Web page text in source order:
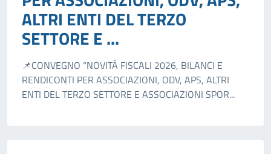
ALTRI ENTI DEL TERZO
SETTORE E ...
📌CONVEGNO “NOVITÀ FISCALI 2026, BILANCI E
RENDICONTI PER ASSOCIAZIONI, ODV, APS, ALTRI
ENTI DEL TERZO SETTORE E ASSOCIAZIONI SPOR...